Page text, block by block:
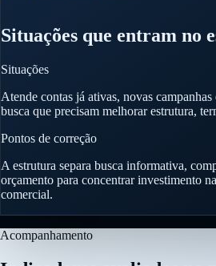
Situações que entram no
Situações
Atende contas já ativas, novas
busca que precisam melhorar estrutura,
Pontos de correção
A estrutura separa busca informativa,
orçamento para concentrar investimento
comercial.
Acompanhamento